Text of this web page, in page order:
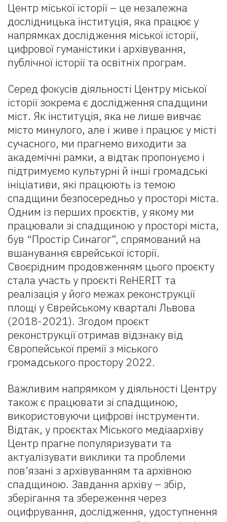
Центр міської історії – це незалежна
дослідницька інституція, яка працює у
напрямках дослідження міської історії,
цифрової гуманістики і архівування,
публічної історії та освітніх програм.
Серед фокусів діяльності Центру міської
історії зокрема є дослідження спадщини
міст. Як інституція, яка не лише вивчає
місто минулого, але і живе і працює у місті
сучасного, ми прагнемо виходити за
академічні рамки, а відтак пропонуємо і
підтримуємо культурні й інші громадські
ініціативи, які працюють із темою
спадщини безпосередньо у просторі міста.
Одним із перших проєктів, у якому ми
працювали зі спадщиною у просторі міста,
був “Простір Синагог”, спрямований на
вшанування єврейської історії.
Своєрідним продовженням цього проєкту
стала участь у проєкті ReHERIT та
реалізація у його межах реконструкції
площі у Єврейському кварталі Львова
(2018-2021). Згодом проєкт
реконструкції отримав відзнаку від
Європейської премії з міського
громадського простору 2022.
Важливим напрямком у діяльності Центру
також є працювати зі спадщиною,
використовуючи цифрові інструменти.
Відтак, у проєктах Міського медіаархіву
Центр прагне популяризувати та
актуалізувати виклики та проблеми
пов’язані з архівуванням та архівною
спадщиною. Завдання архіву – збір,
зберігання та збереження через
оцифрування, дослідження, удоступнення